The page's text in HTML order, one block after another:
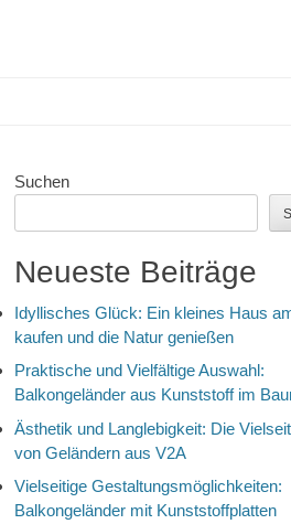
Suchen
Neueste Beiträge
Idyllisches Glück: Ein kleines Haus
kaufen und die Natur genießen
Praktische und Vielfältige Auswahl:
Balkongeländer aus Kunststoff im
Ästhetik und Langlebigkeit: Die
von Geländern aus V2A
Vielseitige Gestaltungsmöglichkeiten:
Balkongeländer mit Kunststoffplatten